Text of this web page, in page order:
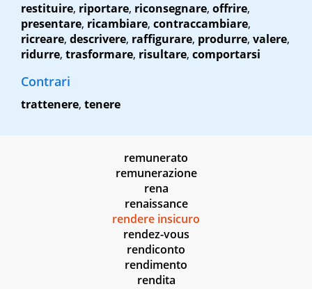
restituire, riportare, riconsegnare, offrire,
presentare, ricambiare, contraccambiare,
ricreare, descrivere, raffigurare, produrre, valere,
ridurre, trasformare, risultare, comportarsi
Contrari
trattenere, tenere
remunerato
remunerazione
rena
renaissance
rendere insicuro
rendez-vous
rendiconto
rendimento
rendita